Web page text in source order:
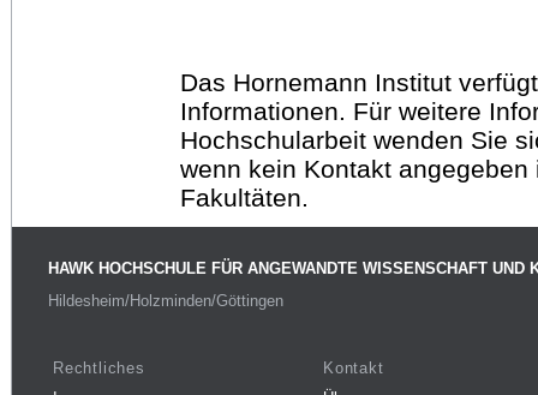
Das Hornemann Institut
Informationen. Für weitere
Hochschularbeit wenden Sie
wenn kein Kontakt
Fakultäten.
HAWK HOCHSCHULE FÜR ANGEWANDTE WISSENSCHAFT UND
Hildesheim/Holzminden/Göttingen
Rechtliches
Kontakt